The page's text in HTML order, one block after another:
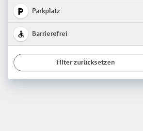
Parkplatz
Barrierefrei
Filter zurücksetzen